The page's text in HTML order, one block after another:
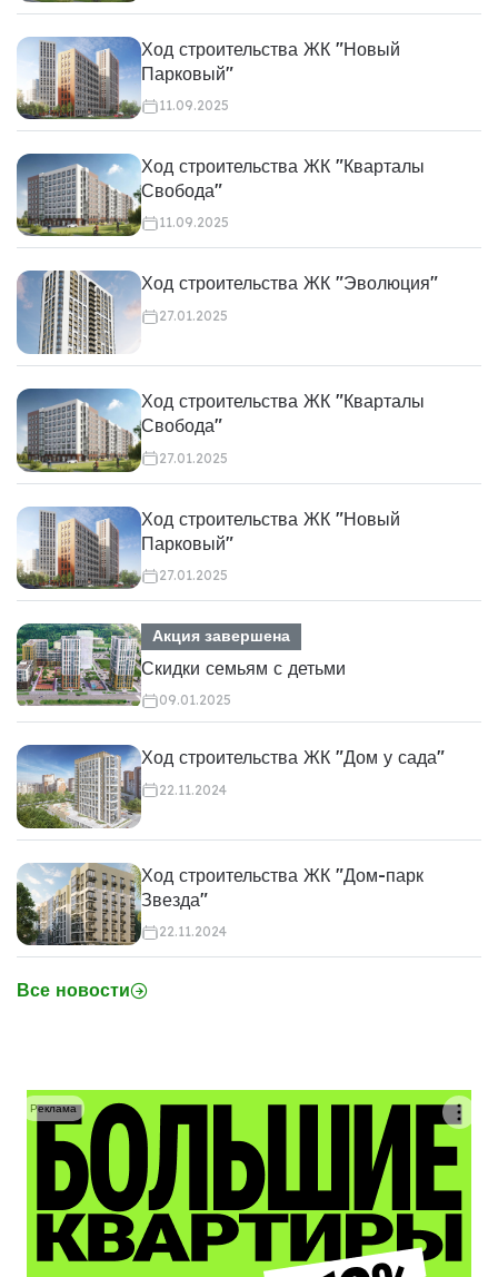
Ход строительства ЖК "Новый
Парковый"
11.09.2025
Ход строительства ЖК "Кварталы
Свобода"
11.09.2025
Ход строительства ЖК "Эволюция"
27.01.2025
Ход строительства ЖК "Кварталы
Свобода"
27.01.2025
Ход строительства ЖК "Новый
Парковый"
27.01.2025
Акция завершена
Скидки семьям с детьми
09.01.2025
Ход строительства ЖК "Дом у сада"
22.11.2024
Ход строительства ЖК "Дом-парк
Звезда"
22.11.2024
Все новости
Реклама